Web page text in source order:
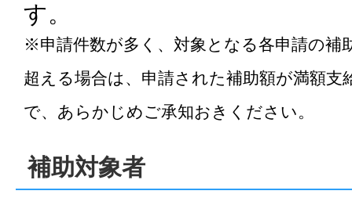
す。
※申請件数が多く、対象となる各申請の補
超える場合は、申請された補助額が満額
で、あらかじめご承知おきください。
補助対象者